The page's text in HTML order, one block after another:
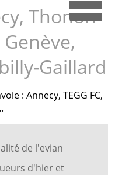
Thonon-
Gaillard
: Annecy, TEGG FC,
de l'evian
d'hier et